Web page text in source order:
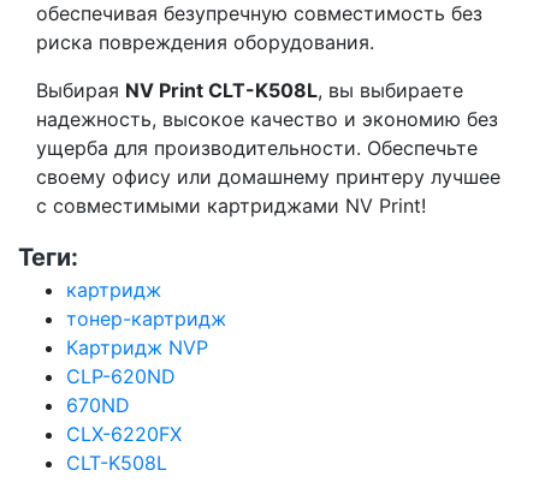
обеспечивая безупречную совместимость без
риска повреждения оборудования.
Выбирая NV Print CLT-K508L, вы выбираете
надежность, высокое качество и экономию без
ущерба для производительности. Обеспечьте
своему офису или домашнему принтеру лучшее
с совместимыми картриджами NV Print!
Теги:
картридж
тонер-картридж
Картридж NVP
CLP-620ND
670ND
CLX-6220FX
CLT-K508L